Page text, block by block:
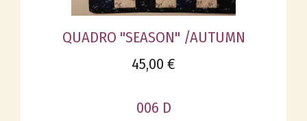
QUADRO "SEASON" /AUTUMN
45,00 €
006 D